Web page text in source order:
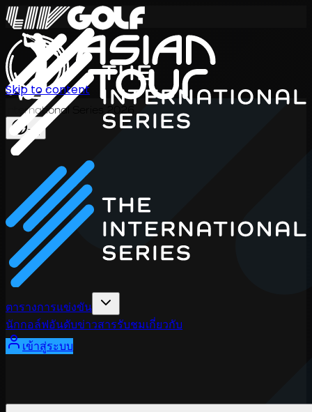
International Series 2026
TH
ตารางการแข่งขัน
นักกอล์ฟอันดับข่าวสารรับชมเกี่ยวกับ
เข้าสู่ระบบ
Skip to content